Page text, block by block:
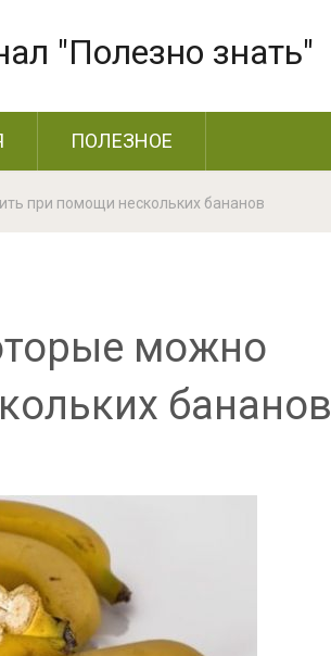
"Полезно знать"
ПОЛЕЗНОЕ
при помощи нескольких бананов
можно
бананов